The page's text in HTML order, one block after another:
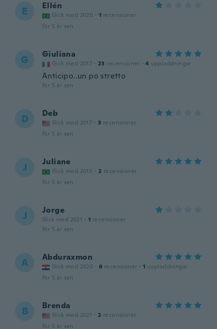
E Ellén
Gick med 2020 · 1 recensioner
för 5 år sen
G Giuliana
Gick med 2017 · 23 recensioner · 4 uppladdningar
Anticipo..un po stretto
för 5 år sen
D Deb
Gick med 2017 · 3 recensioner
för 5 år sen
J Juliane
Gick med 2015 · 2 recensioner
för 5 år sen
J Jorge
Gick med 2021 · 1 recensioner
för 5 år sen
A Abduraxmon
Gick med 2020 · 6 recensioner · 1 uppladdningar
för 5 år sen
B Brenda
Gick med 2021 · 2 recensioner
för 5 år sen